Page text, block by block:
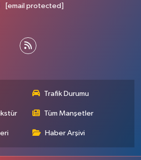
[email protected]
Trafik Durumu
Tüm Manşetler
Haber Arşivi